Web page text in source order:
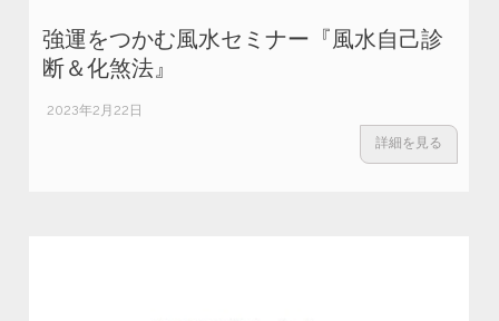
強運をつかむ風水セミナー『風水自己診
断＆化煞法』
2023年2月22日
詳細を見る